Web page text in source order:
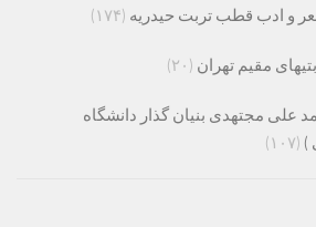
و ادب قطب تربت حیدریه (۱۷۴)
مقیم تهران (۲۰)
علی مجتهدی بنیان گذار دانشگاه
) (۱۰۷)